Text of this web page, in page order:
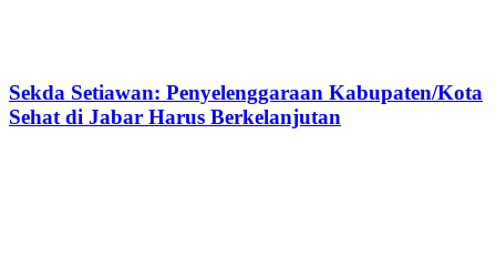
Sekda Setiawan: Penyelenggaraan Kabupaten/Kota
Sehat di Jabar Harus Berkelanjutan